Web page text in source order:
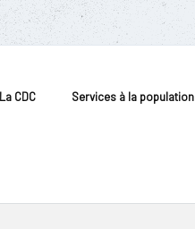
La CDC Services à la population